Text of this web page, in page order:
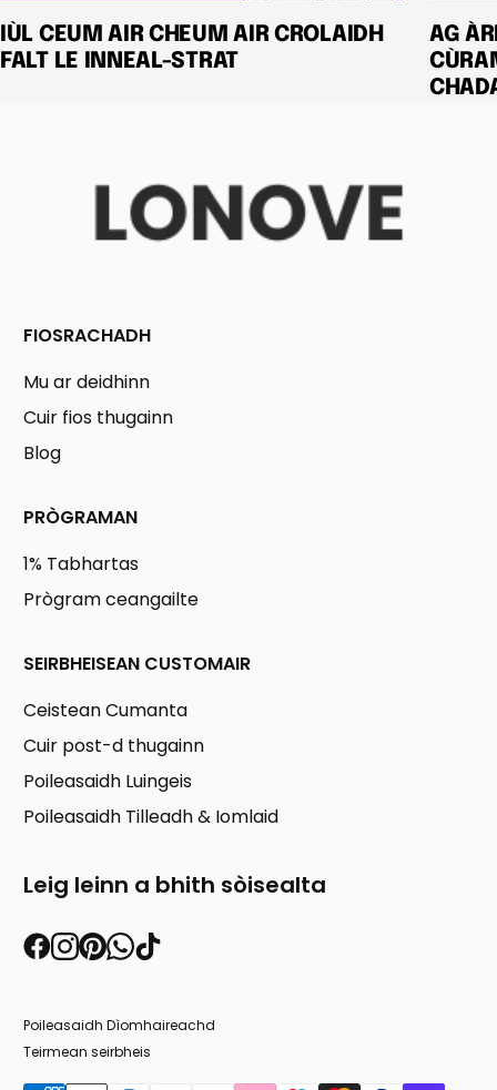
IÙL CEUM AIR CHEUM AIR CROLAIDH
FALT LE INNEAL-STRAT
AG
FIOSRACHADH
Mu ar deidhinn
Cuir fios thugainn
Blog
PRÒGRAMAN
1% Tabhartas
Prògram ceangailte
SEIRBHEISEAN CUSTOMAIR
Ceistean Cumanta
Cuir post-d thugainn
Poileasaidh Luingeis
Poileasaidh Tilleadh & Iomlaid
Leig leinn a bhith sòisealta
Poileasaidh Dìomhaireachd
Teirmean seirbheis